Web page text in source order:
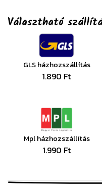
Választható
GLS házhozszállítás
1.890 Ft
Mpl házhozszállítás
1.990 Ft